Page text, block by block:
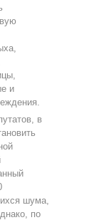
и
в
шума,
по